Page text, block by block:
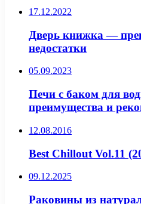
17.12.2022
Дверь книжка —
недостатки
05.09.2023
Печи с баком для
преимущества и
12.08.2016
Best Chillout Vol.11
09.12.2025
Раковины из